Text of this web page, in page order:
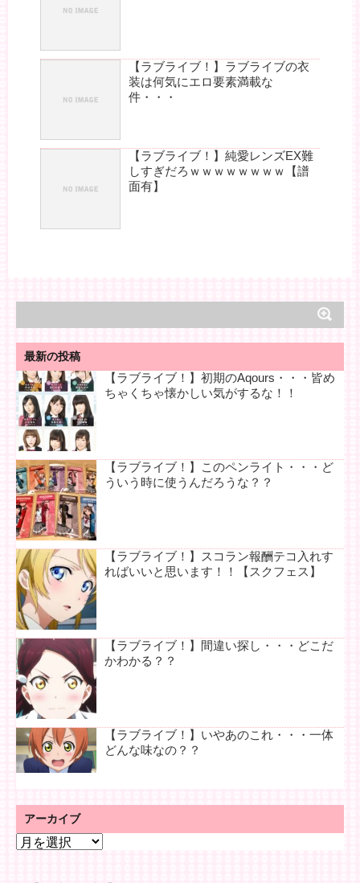
【ラブライブ！】ラブライブの衣
装は何気にエロ要素満載な
件・・・
【ラブライブ！】純愛レンズEX難
しすぎだろｗｗｗｗｗｗｗｗ【譜
面有】
最新の投稿
【ラブライブ！】初期のAqours・・・皆め
ちゃくちゃ懐かしい気がするな！！
【ラブライブ！】このペンライト・・・ど
ういう時に使うんだろうな？？
【ラブライブ！】スコラン報酬テコ入れす
ればいいと思います！！【スクフェス】
【ラブライブ！】間違い探し・・・どこだ
かわかる？？
【ラブライブ！】いやあのこれ・・・一体
どんな味なの？？
アーカイブ
ア